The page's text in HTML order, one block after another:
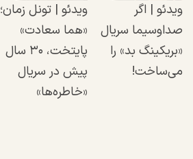
ویدئو |‌ اگر
صداوسیما سریال
«بریکینگ بد» را
می‌ساخت!
ویدئو | تونل زمان؛
«هما سعادت»
پایتخت، ۳۰ سال
پیش در سریال
«خاطره‌ها»